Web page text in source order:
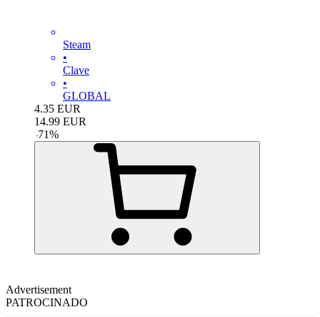
Steam
•
Clave
•
GLOBAL
4.35 EUR
14.99 EUR
-71%
Advertisement
PATROCINADO